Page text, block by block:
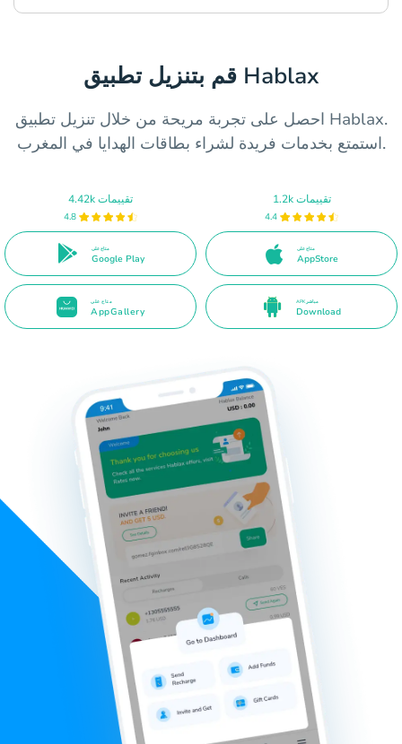
قم بتنزيل تطبيق Hablax
احصل على تجربة مريحة من خلال تنزيل تطبيق Hablax.
استمتع بخدمات فريدة لشراء بطاقات الهدايا في المغرب.
4.42k تقييمات
4.8
متاح على
Google Play
1.2k تقييمات
4.4
متاح على
AppStore
متاح على
AppGallery
APK مباشر
Download